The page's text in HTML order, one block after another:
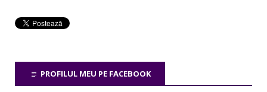
PROFILUL MEU PE FACEBOOK